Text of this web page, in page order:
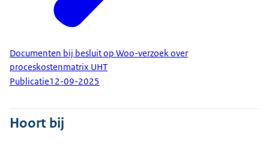
Documenten bij besluit op Woo-verzoek over
proceskostenmatrix UHT
Publicatie12-09-2025
Hoort bij